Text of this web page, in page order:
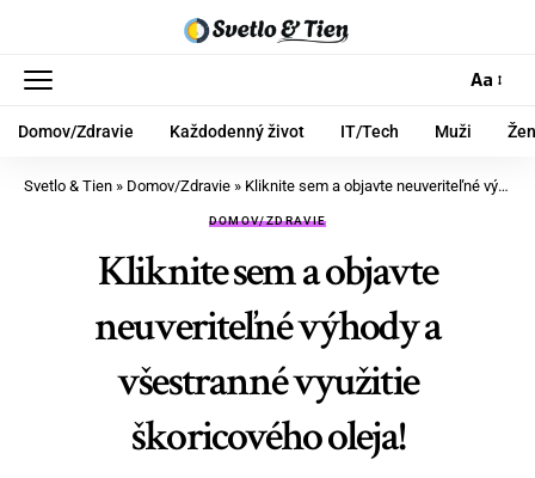
Aa
Domov/Zdravie Každodenný život IT/Tech Muži
Svetlo & Tien » Domov/Zdravie » Kliknite sem a objavte neuveriteľné výhody a všestranné využitie škoricového oleja!
DOMOV/ZDRAVIE
Kliknite sem a objavte
neuveriteľné výhody a
všestranné využitie
škoricového oleja!